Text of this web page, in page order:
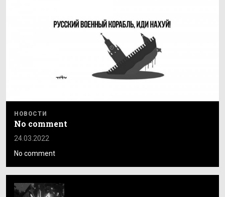
НОВОСТИ
No comment
24.03.2022
No comment